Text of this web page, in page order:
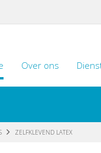
Over ons
ZELFKLEVEND LATEX